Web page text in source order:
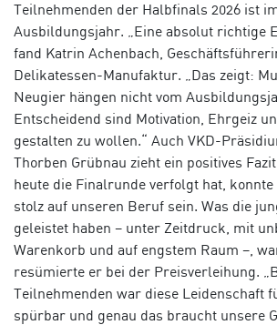
Teilnehmenden der Halbfinals 2026 ist
Ausbildungsjahr. „Eine absolut richtige
fand Katrin Achenbach,
Delikatessen-Manufaktur. „Das zeigt:
Neugier hängen nicht vom
Entscheidend sind Motivation, Ehrgeiz
gestalten zu wollen.“ Auch VKD-
Thorben Grübnau zieht ein positives
heute die Finalrunde verfolgt hat,
stolz auf unseren Beruf sein. Was die
geleistet haben – unter Zeitdruck, mit
Warenkorb und auf engstem Raum –,
resümierte er bei der Preisverleihung.
Teilnehmenden war diese Leidenschaft
spürbar und genau das braucht unsere